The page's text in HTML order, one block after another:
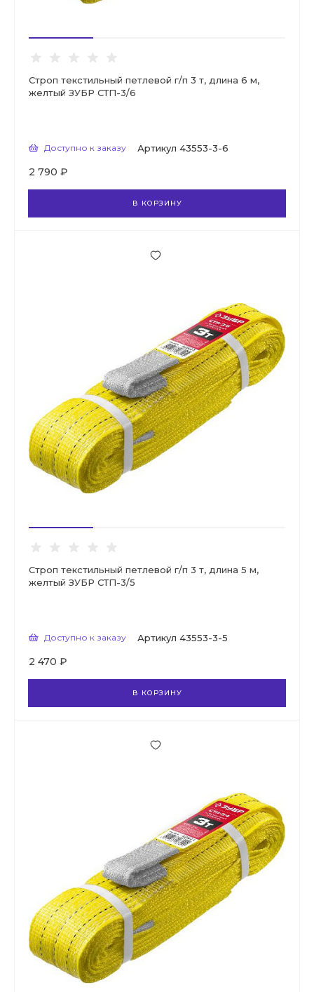
Строп текстильный петлевой г/п 3 т, длина 6 м,
желтый ЗУБР СТП-3/6
Доступно к заказу Артикул 43553-3-6
2 790 ₽
В КОРЗИНУ
Строп текстильный петлевой г/п 3 т, длина 5 м,
желтый ЗУБР СТП-3/5
Доступно к заказу Артикул 43553-3-5
2 470 ₽
В КОРЗИНУ